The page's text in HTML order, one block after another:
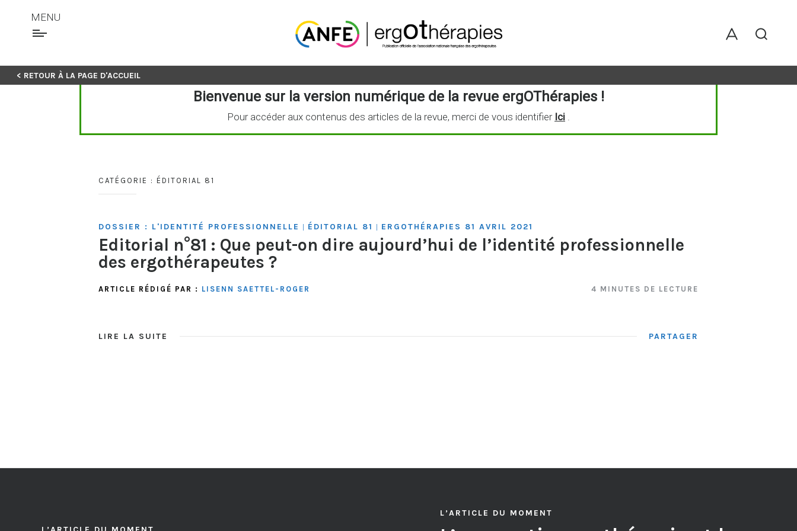
Skip
MENU
< RETOUR À LA PAGE D'ACCUEIL
Bienvenue sur la version numérique de la revue ergOThérapies !
Pour accéder aux contenus des articles de la revue, merci de vous identifier Ici .
CATÉGORIE : ÉDITORIAL 81
DOSSIER : L'IDENTITÉ PROFESSIONNELLE | ÉDITORIAL 81 | ERGOTHÉRAPIES 81 AVRIL 2021
Editorial n°81 : Que peut-on dire aujourd’hui de l’identité professionnelle
des ergothérapeutes ?
ARTICLE RÉDIGÉ PAR : LISENN SAETTEL-ROGER 4 MINUTES DE LECTURE
LIRE LA SUITE PARTAGER
L’ARTICLE DU MOMENT